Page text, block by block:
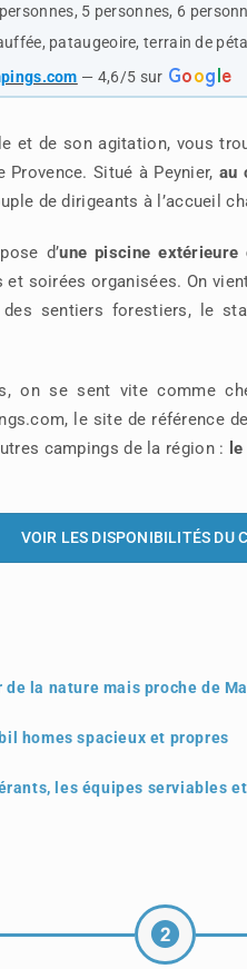
5 personnes, 6
pataugeoire, terrain de
— 4,6/5 sur Google
et de son agitation, vous
Provence. Situé à Peynier, au
de dirigeants à l’accueil
d’une piscine extérieure
soirées organisées. On
des sentiers forestiers, le
on se sent vite comme
le site de référence
campings de la région :
VOIR LES DISPONIBILITÉS DU
de la nature mais proche de
homes spacieux et propres
les équipes serviables et